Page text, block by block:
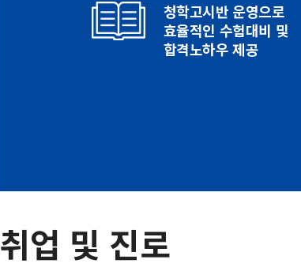
청학고시반 운영으로
효율적인 수험대비 및
합격노하우 제공
취업 및 진로